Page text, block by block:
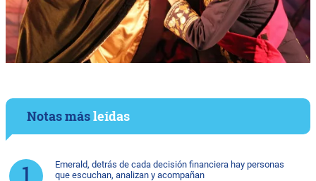
Notas másleídas
Emerald, detrás de cada decisión financiera hay personas
que escuchan, analizan y acompañan